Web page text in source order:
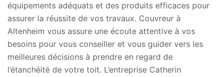
équipements adéquats et des produits efficaces pour
assurer la réussite de vos travaux. Couvreur à
Altenheim vous assure une écoute attentive à vos
besoins pour vous conseiller et vous guider vers les
meilleures décisions à prendre en regard de
l’étanchéité de votre toit. L’entreprise Catherin